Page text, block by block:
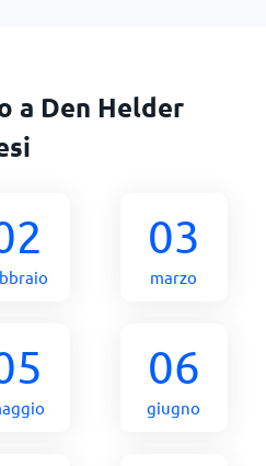
a Den Helder
03
marzo
06
giugno